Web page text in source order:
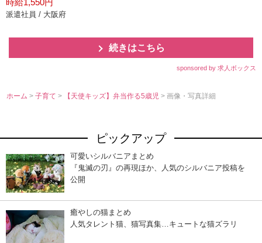
時給1,550円
派遣社員 / 大阪府
続きはこちら
sponsored by 求人ボックス
ホーム >子育て> 【天使キッズ】弁当作る5歳児> 画像・写真詳細
ピックアップ
可愛いシルバニアまとめ
『鬼滅の刃』の再現ほか、人気のシルバニア投稿を
公開
癒やしの猫まとめ
人気タレント猫、猫写真集…キュートな猫ズラリ